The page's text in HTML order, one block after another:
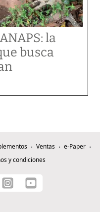
la
busca
Ventas
e-Paper
y condiciones